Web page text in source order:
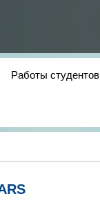
Работы студентов